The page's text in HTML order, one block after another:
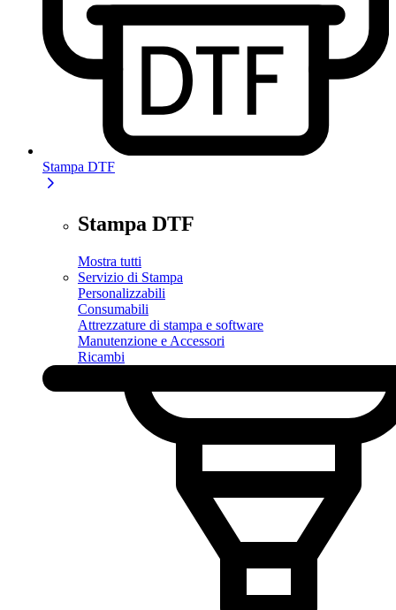
Stampa DTF
Stampa DTF
Mostra tutti
Servizio di Stampa
Personalizzabili
Consumabili
Attrezzature di stampa e software
Manutenzione e Accessori
Ricambi